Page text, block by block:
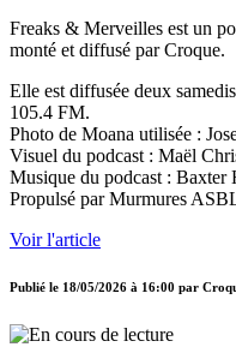
Freaks & Merveilles est un
monté et diffusé par Croque.
Elle est diffusée deux
105.4 FM.
Photo de Moana utilisée :
Visuel du podcast : Maël
Musique du podcast : Baxter
Propulsé par Murmures
Voir l'article
Publié le 18/05/2026 à 16:00 par